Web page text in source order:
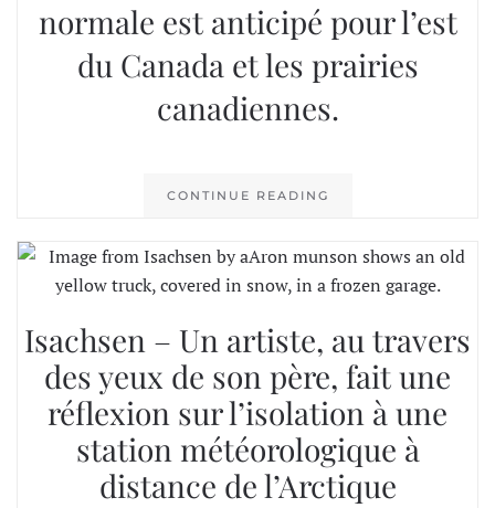
normale est anticipé pour l’est
du Canada et les prairies
canadiennes.
CONTINUE READING
Isachsen – Un artiste, au travers
des yeux de son père, fait une
réflexion sur l’isolation à une
station météorologique à
distance de l’Arctique